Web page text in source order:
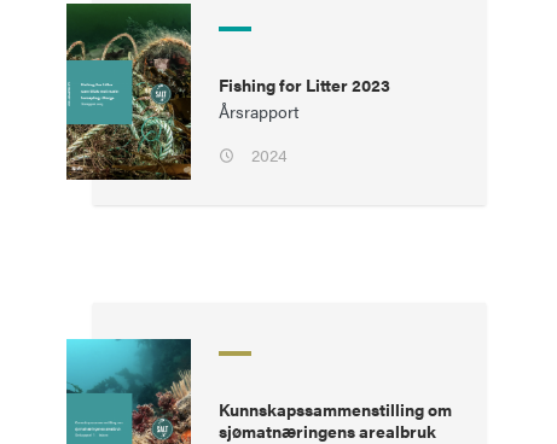
Fishing for Litter 2023
Årsrapport
2024
Kunnskapssammenstilling om
sjømatnæringens arealbruk